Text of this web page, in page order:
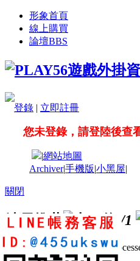
形象首頁
線上購買
論壇BBS
登錄 | 立即註冊
您未登錄，請登陸後查
|網站地圖
Archiver|手機版|小黑屋|
關閉
站長推薦 /1
GMT+8, 2026-8-6 14:24,